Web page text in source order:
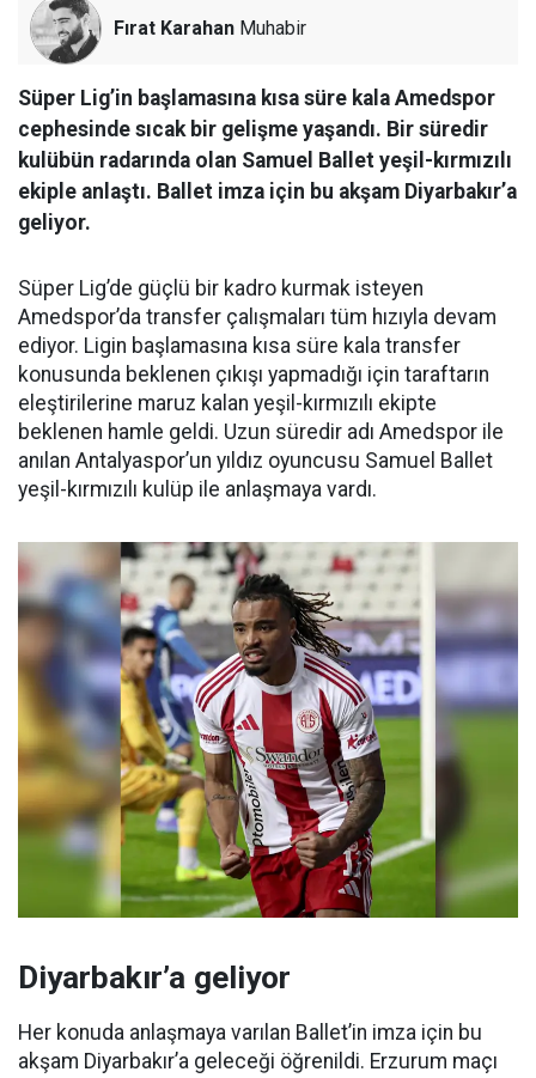
Fırat Karahan Muhabir
Süper Lig’in başlamasına kısa süre kala Amedspor
cephesinde sıcak bir gelişme yaşandı. Bir süredir
kulübün radarında olan Samuel Ballet yeşil-kırmızılı
ekiple anlaştı. Ballet imza için bu akşam Diyarbakır’a
geliyor.
Süper Lig’de güçlü bir kadro kurmak isteyen
Amedspor’da transfer çalışmaları tüm hızıyla devam
ediyor. Ligin başlamasına kısa süre kala transfer
konusunda beklenen çıkışı yapmadığı için taraftarın
eleştirilerine maruz kalan yeşil-kırmızılı ekipte
beklenen hamle geldi. Uzun süredir adı Amedspor ile
anılan Antalyaspor’un yıldız oyuncusu Samuel Ballet
yeşil-kırmızılı kulüp ile anlaşmaya vardı.
Diyarbakır’a geliyor
Her konuda anlaşmaya varılan Ballet’in imza için bu
akşam Diyarbakır’a geleceği öğrenildi. Erzurum maçı